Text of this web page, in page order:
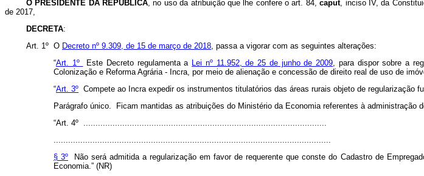
O PRESIDENTE DA REPÚBLICA, no uso da atribuição que lhe confere o art. 84,caput, inciso IV, da
de 2017,
DECRETA:
Art. 1º O Decreto nº 9.309, de 15 de março de 2018, passa a vigorar com as seguintes alterações:
“Art. 1º Este Decreto regulamenta a Lei nº 11.952, de 25 de junho de 2009, para dispor sobre a
Colonização e Reforma Agrária - Incra, por meio de alienação e concessão de direito real de uso de
“Art. 3º Compete ao Incra expedir os instrumentos titulatórios das áreas rurais objeto de regularização
Parágrafo único. Ficam mantidas as atribuições do Ministério da Economia referentes à administração
“Art. 4º ....................................................................................................
..................................................................................................................
§ 3º Não será admitida a regularização em favor de requerente que conste do Cadastro de
Economia.” (NR)